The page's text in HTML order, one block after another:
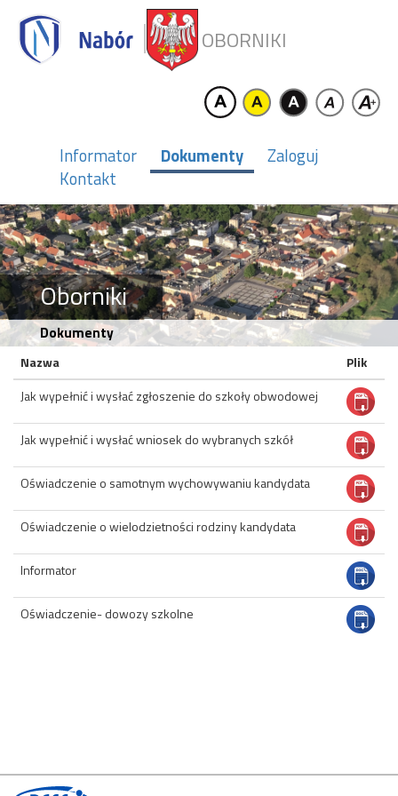
OBORNIKI
Informator Dokumenty
Zaloguj
Kontakt
Oborniki
Dokumenty
Nazwa
Plik
Jak wypełnić i wysłać zgłoszenie do szkoły obwodowej
Jak wypełnić i wysłać wniosek do wybranych szkół
Oświadczenie o samotnym wychowywaniu kandydata
Oświadczenie o wielodzietności rodziny kandydata
Informator
Oświadczenie- dowozy szkolne